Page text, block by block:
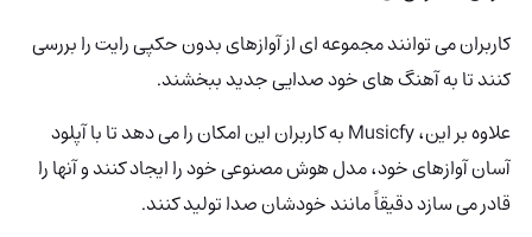
کاربران می توانند مجموعه ای از آوازهای بدون حکپی رایت را بررسی
کنند تا به آهنگ های خود صدایی جدید ببخشند.
علاوه بر این، Musicfy به کاربران این امکان را می دهد تا با آپلود
آسان آوازهای خود، مدل هوش مصنوعی خود را ایجاد کنند و آنها را
قادر می سازد دقیقاً مانند خودشان صدا تولید کنند.